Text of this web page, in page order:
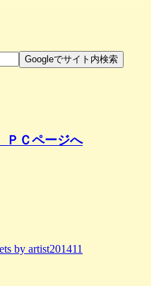
Ｃページへ
by artist201411